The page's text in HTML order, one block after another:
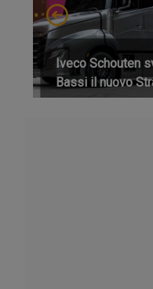
Iveco Schouten
Bassi il nuovo